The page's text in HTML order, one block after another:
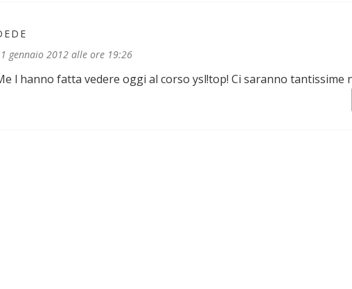
gennaio 2012 alle ore 19:26
l hanno fatta vedere oggi al corso ysl!top! Ci saranno tantissime